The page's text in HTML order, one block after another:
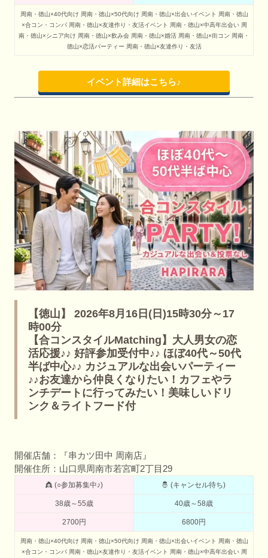
周南・徳山×40代向け 周南・徳山×50代向け 周南・徳山×出会いイベント
周南・徳山
×合コン・コンパ 周南・徳山×友達作り・友活イベント 周南・徳山×中高年出会い 周
南・徳山×シニア向け 周南・徳山×飲み会 周南・徳山×婚活 周南・徳山×街コン 周南・
徳山×恋活パーティー 周南・徳山×友達作り・友活
イベント詳細はこちら♪
【徳山】 2026年8月16日(日)15時30分～17
時00分
【合コンスタイルMatching】大人男女の恋
活応援♪♪ 好評参加受付中♪♪ ほぼ40代～50代
半ば中心♪♪ カジュアルな出会いパーティー
♪♪お友達から仲良くなりたい！カフェやラ
ンチデートに行ってみたい！美味しいドリ
ンク＆ライトフード付
開催店舗：『串カツ田中 周南店』
開催住所：山口県周南市若宮町2丁目29
👸 (○参加募集中♪) 🤴 (キャンセル待ち)
38歳～55歳 40歳～58歳
2700円 6800円
周南・徳山×40代向け 周南・徳山×50代向け 周南・徳山×出会いイベント
周南・徳山
×合コン・コンパ 周南・徳山×友達作り・友活イベント 周南・徳山×中高年出会い 周